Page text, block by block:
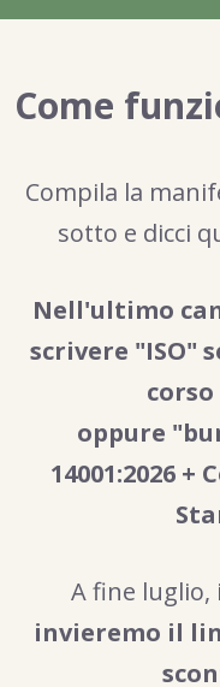
Come
Compila la
sotto e dicci
Nell'ultimo
scrivere "ISO"
corso
oppure
14001:2026 +
A fine luglio,
invieremo il